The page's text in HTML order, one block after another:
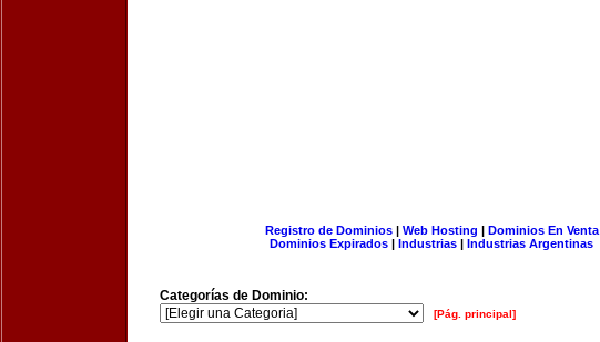
Registro de Dominios| Web Hosting | Dominios En Venta
Dominios Expirados | Industrias | Industrias Argentinas
Categorías de Dominio:
[Pág. principal]